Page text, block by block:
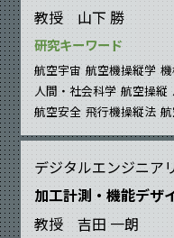
教授 山下 勝
研究キーワード
航空宇宙 航空機操縦学
人間・社会科学 航空操縦
航空安全 飛行機操縦法
デジタルエンジニア
加工計測・機能デザ
教授 吉田 一朗